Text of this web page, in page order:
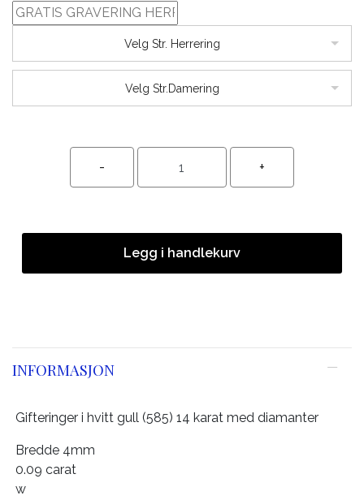
Velg Str. Herrering
Velg Str.Damering
Legg i handlekurv
INFORMASJON
Gifteringer i hvitt gull (585) 14 karat med diamanter
Bredde 4mm
0.09 carat
w